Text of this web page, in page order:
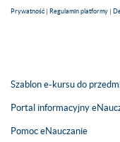
Prywatność | Regulamin platformy |
Szablon e-kursu do
Portal informacyjny
Pomoc eNauczanie